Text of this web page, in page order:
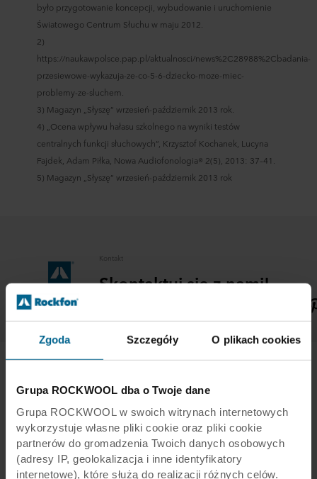
Zgoda Szczegóły O plikach cookies
Grupa ROCKWOOL dba o Twoje dane
Grupa ROCKWOOL w swoich witrynach internetowych
wykorzystuje własne pliki cookie oraz pliki cookie
partnerów do gromadzenia Twoich danych osobowych
(adresy IP, geolokalizacja i inne identyfikatory
internetowe), które służą do realizacji różnych celów.
było przygotowanie koncepcji, wybudowanie i uruchomienie
Światowego Centrum Słuchu w maju 2012.
2)
https://naukawpolsce.pap.pl/aktualnosci/news%2C28988%2Cbadania-
przesiewowe-wykazuja-ze-co-5-6-dziecko-moze-miec-
problemy-ze-sluchem.
3) Magazyn „Słyszę” wrzesień-październik 2013 rok.
4) „Ocena wpływu hałasu szkolnego na wyniki testów
centralnych funkcji słuchowych”, Krzysztof Kochanek, Lucyna
Fajdek, Adam Piłka, Nowa Audiofonologia® 2(5), 2013: 37–41.
5) Magazyn „Słyszę” wrzesień-październik 2013 rok
Kontakt
Skontaktuj się z nami!
O Rockfon
Zapewniamy klientom kompletne systemy
sufitów, na które składają się płyty sufitowe z
wełny skalnej oraz konstrukcje nośne i